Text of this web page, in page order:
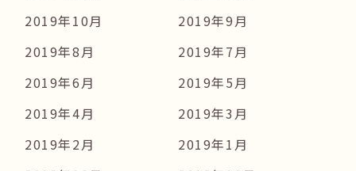
2019年10月
2019年9月
2019年8月
2019年7月
2019年6月
2019年5月
2019年4月
2019年3月
2019年2月
2019年1月